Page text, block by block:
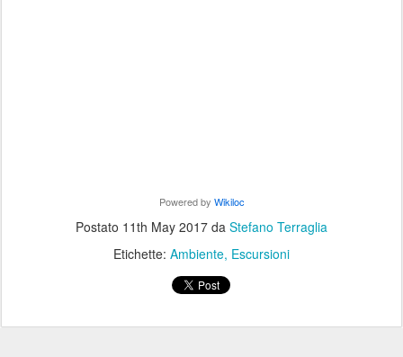
Powered by Wikiloc
Postato 11th May 2017 da Stefano Terraglia
Etichette: Ambiente Escursioni